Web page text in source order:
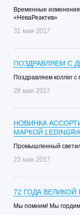
Временные
«НеваРеактив»
31 мая 2017
ПОЗДРАВЛЯЕМ С
Поздравляем коллег
28 мая 2017
НОВИНКА
МАРКОЙ
Промышленный
23 мая 2017
72 ГОДА ВЕЛИКОЙ
Мы помним! Мы